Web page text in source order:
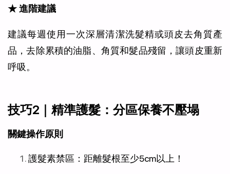
★ 進階建議
建議每週使用一次深層清潔洗髮精或頭皮去角質產
品，去除累積的油脂、角質和髮品殘留，讓頭皮重新
呼吸。
技巧2｜精準護髮：分區保養不壓塌
關鍵操作原則
護髮素禁區：距離髮根至少5cm以上！